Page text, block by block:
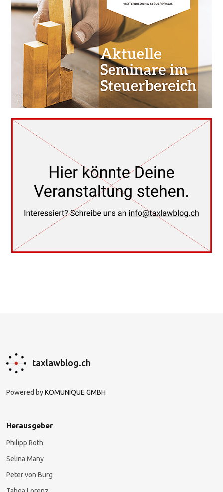
taxlawblog.ch
Powered byKOMUNIQUE GMBH
Herausgeber
Philipp Roth
Selina Many
Peter von Burg